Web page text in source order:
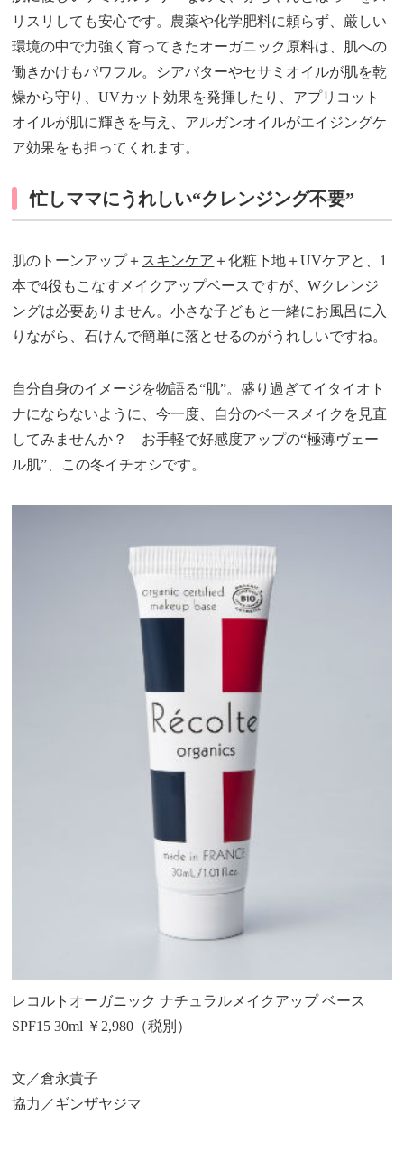
リスリしても安心です。農薬や化学肥料に頼らず、厳しい
環境の中で力強く育ってきたオーガニック原料は、肌への
働きかけもパワフル。シアバターやセサミオイルが肌を乾
燥から守り、UVカット効果を発揮したり、アプリコット
オイルが肌に輝きを与え、アルガンオイルがエイジングケ
ア効果をも担ってくれます。
忙しママにうれしい“クレンジング不要”
肌のトーンアップ＋ スキンケア ＋化粧下地＋UVケアと、1
本で4役もこなすメイクアップベースですが、Wクレンジ
ングは必要ありません。小さな子どもと一緒にお風呂に入
りながら、石けんで簡単に落とせるのがうれしいですね。
自分自身のイメージを物語る“肌”。盛り過ぎてイタイオト
ナにならないように、今一度、自分のベースメイクを見直
してみませんか？ お手軽で好感度アップの“極薄ヴェー
ル肌”、この冬イチオシです。
レコルトオーガニック ナチュラルメイクアップ ベース
SPF15 30ml ￥2,980（税別）
文／倉永貴子
協力／ギンザヤジマ